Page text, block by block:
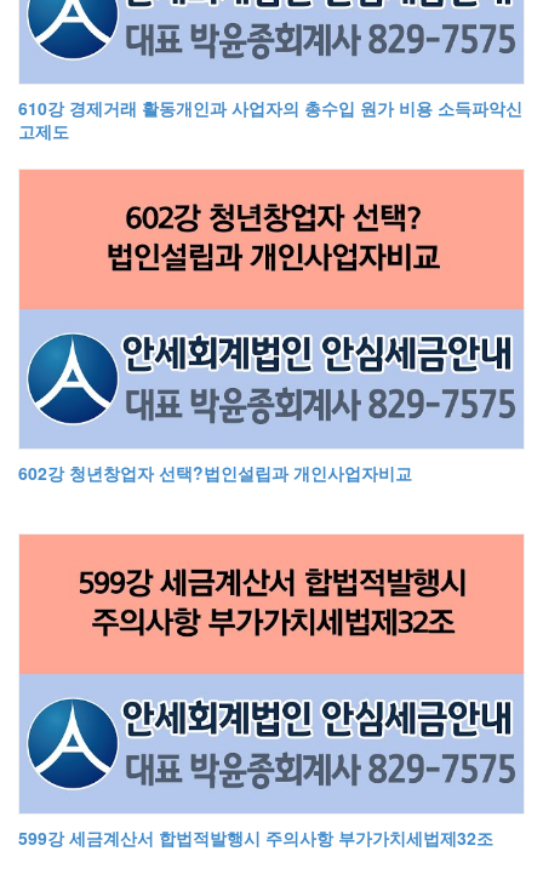
610강 경제거래 활동개인과 사업자의 총수입 원가 비용 소득파악신
고제도
602강 청년창업자 선택?법인설립과 개인사업자비교
599강 세금계산서 합법적발행시 주의사항 부가가치세법제32조